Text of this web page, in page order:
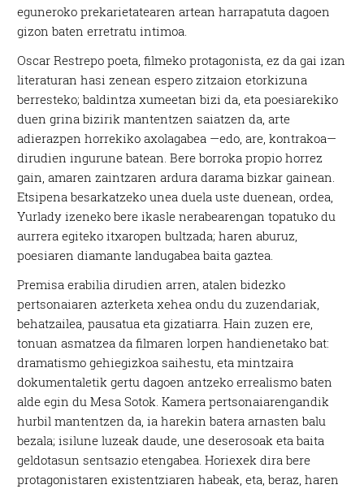
eguneroko prekarietatearen artean harrapatuta dagoen
gizon baten erretratu intimoa.
Oscar Restrepo poeta, filmeko protagonista, ez da gai izan
literaturan hasi zenean espero zitzaion etorkizuna
berresteko; baldintza xumeetan bizi da, eta poesiarekiko
duen grina bizirik mantentzen saiatzen da, arte
adierazpen horrekiko axolagabea —edo, are, kontrakoa—
dirudien ingurune batean. Bere borroka propio horrez
gain, amaren zaintzaren ardura darama bizkar gainean.
Etsipena besarkatzeko unea duela uste duenean, ordea,
Yurlady izeneko bere ikasle nerabearengan topatuko du
aurrera egiteko itxaropen bultzada; haren aburuz,
poesiaren diamante landugabea baita gaztea.
Premisa erabilia dirudien arren, atalen bidezko
pertsonaiaren azterketa xehea ondu du zuzendariak,
behatzailea, pausatua eta gizatiarra. Hain zuzen ere,
tonuan asmatzea da filmaren lorpen handienetako bat:
dramatismo gehiegizkoa saihestu, eta mintzaira
dokumentaletik gertu dagoen antzeko errealismo baten
alde egin du Mesa Sotok. Kamera pertsonaiarengandik
hurbil mantentzen da, ia harekin batera arnasten balu
bezala; isilune luzeak daude, une deserosoak eta baita
geldotasun sentsazio etengabea. Horiexek dira bere
protagonistaren existentziaren habeak, eta, beraz, haren